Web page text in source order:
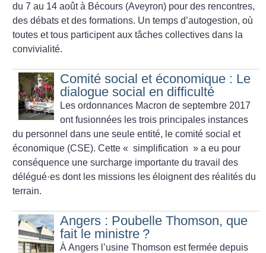
du 7 au 14 août à Bécours (Aveyron) pour des rencontres,
des débats et des formations. Un temps d’autogestion, où
toutes et tous participent aux tâches collectives dans la
convivialité.
Comité social et économique : Le
dialogue social en difficulté
Les ordonnances Macron de septembre 2017
ont fusionnées les trois principales instances
du personnel dans une seule entité, le comité social et
économique (CSE). Cette « simplification » a eu pour
conséquence une surcharge importante du travail des
délégué·es dont les missions les éloignent des réalités du
terrain.
Angers : Poubelle Thomson, que
fait le ministre ?
À Angers l’usine Thomson est fermée depuis